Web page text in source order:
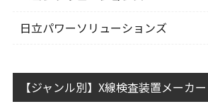
日立パワーソリューションズ
【ジャンル別】X線検査装置メーカー